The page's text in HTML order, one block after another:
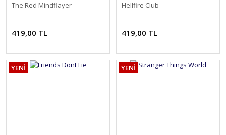
The Red Mindflayer
419,00 TL
Hellfire Club
419,00 TL
YENİ YENİ